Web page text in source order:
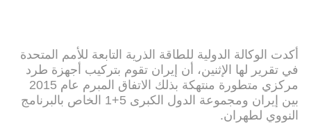
أكدت الوكالة الدولية للطاقة الذرية التابعة للأمم المتحدة
في تقرير لها الإثنين، أن إيران تقوم بتركيب أجهزة طرد
مركزي متطورة منتهكة بذلك الاتفاق المبرم عام 2015
بين إيران ومجموعة الدول الكبرى 5+1 الخاص بالبرنامج
النووي لطهران.